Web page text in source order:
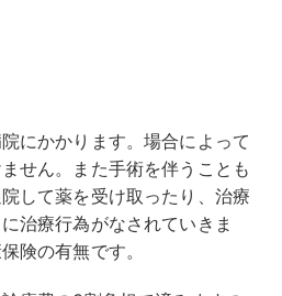
にかかります。場合によって
せん。また手術を伴うことも
して薬を受け取ったり、治療
治療行為がなされていきま
険の有無です。